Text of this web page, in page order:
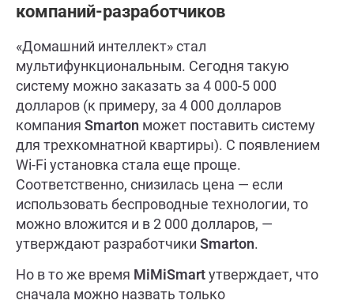
компаний-разработчиков
«Домашний интеллект» стал
мультифункциональным. Сегодня такую
систему можно заказать за 4 000-5 000
долларов (к примеру, за 4 000 долларов
компания Smarton может поставить систему
для трехкомнатной квартиры). С появлением
Wi-Fi установка стала еще проще.
Соответственно, снизилась цена — если
использовать беспроводные технологии, то
можно вложится и в 2 000 долларов, —
утверждают разработчики Smarton.
Но в то же время MiMiSmartутверждает, что
сначала можно назвать только